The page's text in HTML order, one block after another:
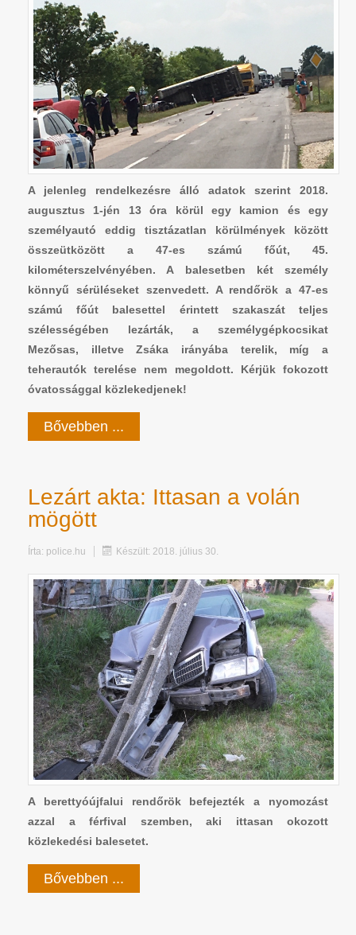
A jelenleg rendelkezésre álló adatok szerint 2018.
augusztus 1-jén 13 óra körül egy kamion és egy
személyautó eddig tisztázatlan körülmények között
összeütközött a 47-es számú főút, 45.
kilométerszelvényében. A balesetben két személy
könnyű sérüléseket szenvedett. A rendőrök a 47-es
számú főút balesettel érintett szakaszát teljes
szélességében lezárták, a személygépkocsikat
Mezősas, illetve Zsáka irányába terelik, míg a
teherautók terelése nem megoldott. Kérjük fokozott
óvatossággal közlekedjenek!
Bővebben ...
Lezárt akta: Ittasan a volán
mögött
Írta: police.hu Készült: 2018. július 30.
A berettyóújfalui rendőrök befejezték a nyomozást
azzal a férfival szemben, aki ittasan okozott
közlekedési balesetet.
Bővebben ...